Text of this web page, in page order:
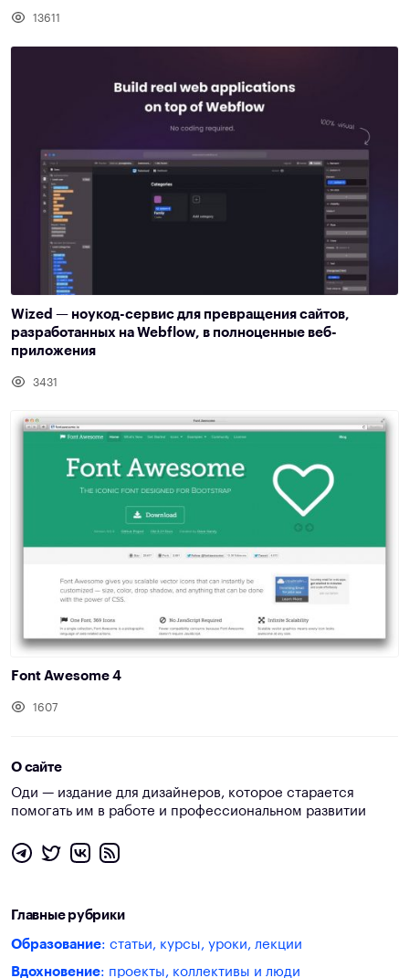
13611
Wized — ноукод-сервис для превращения сайтов,
разработанных на Webflow, в полноценные веб-
приложения
3431
Font Awesome 4
1607
О сайте
Оди — издание для дизайнеров, которое старается
помогать им в работе и профессиональном развитии
Главные рубрики
Образование: статьи, курсы, уроки, лекции
Вдохновение: проекты, коллективы и люди